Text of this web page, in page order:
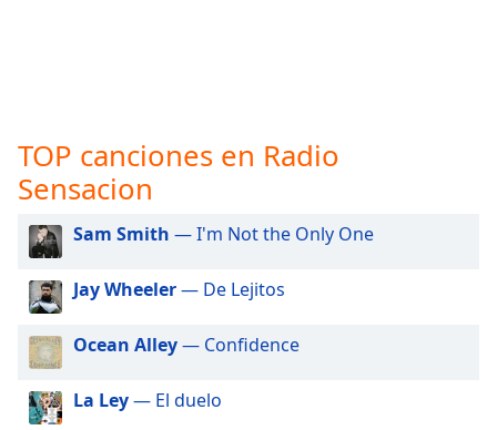
settings
subtitles
off
selected
Audio
Track
Picture-
in-
Fullscreen
TOP canciones en Radio
Sensacion
Sam Smith — I'm Not the Only One
Jay Wheeler— De Lejitos
Ocean Alley— Confidence
La Ley— El duelo